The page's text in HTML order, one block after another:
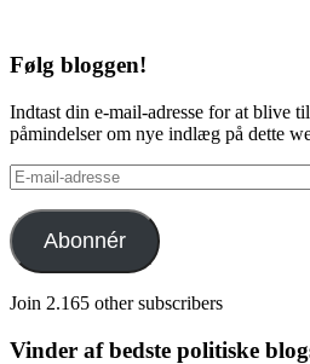
Følg bloggen!
Indtast din e-mail-adresse for at blive
påmindelser om nye indlæg på dette
E-
mail-
adresse
Abonnér
Join 2.165 other subscribers
Vinder af bedste politiske